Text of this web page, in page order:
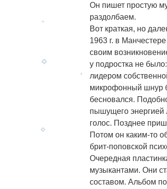
Он пишет простую
раздолбаем.
Вот краткая, но
1963 г. в
своим
у подростка не
лидером
микрофонный шнур
бесновался.
пышущего энергией
голос. Позднее
Потом он каким-то
брит-поповской
Очередная
музыкантами. Они
составом. Альбом